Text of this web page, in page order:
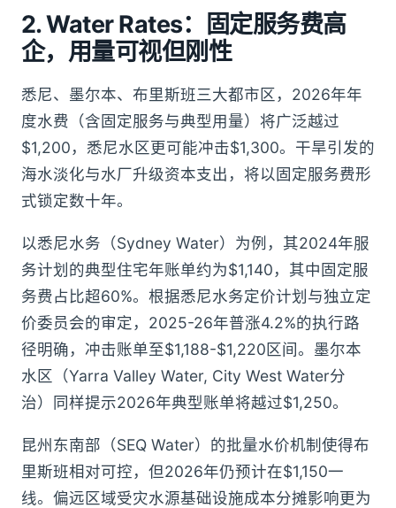
2. Water Rates：固定服务费高
企，用量可视但刚性
悉尼、墨尔本、布里斯班三大都市区，2026年年
度水费（含固定服务与典型用量）将广泛越过
$1,200，悉尼水区更可能冲击$1,300。干旱引发的
海水淡化与水厂升级资本支出，将以固定服务费形
式锁定数十年。
以悉尼水务（Sydney Water）为例，其2024年服
务计划的典型住宅年账单约为$1,140，其中固定服
务费占比超60%。根据悉尼水务定价计划与独立定
价委员会的审定，2025-26年普涨4.2%的执行路
径明确，冲击账单至$1,188-$1,220区间。墨尔本
水区（Yarra Valley Water, City West Water分
治）同样提示2026年典型账单将越过$1,250。
昆州东南部（SEQ Water）的批量水价机制使得布
里斯班相对可控，但2026年仍预计在$1,150一
线。偏远区域受灾水源基础设施成本分摊影响更为